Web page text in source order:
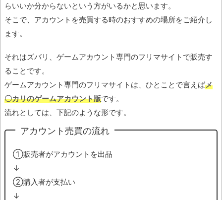
らいいか分からないという方がいるかと思います。
そこで、アカウントを売買する時のおすすめの場所をご紹介し
ます。
それはズバリ、ゲームアカウント専門のフリマサイトで販売す
ることです。
ゲームアカウント専門のフリマサイトは、ひとことで言えばメ
〇カリのゲームアカウント版です。
流れとしては、下記のような形です。
アカウント売買の流れ
➀販売者がアカウントを出品
↓
➁購入者が支払い
↓